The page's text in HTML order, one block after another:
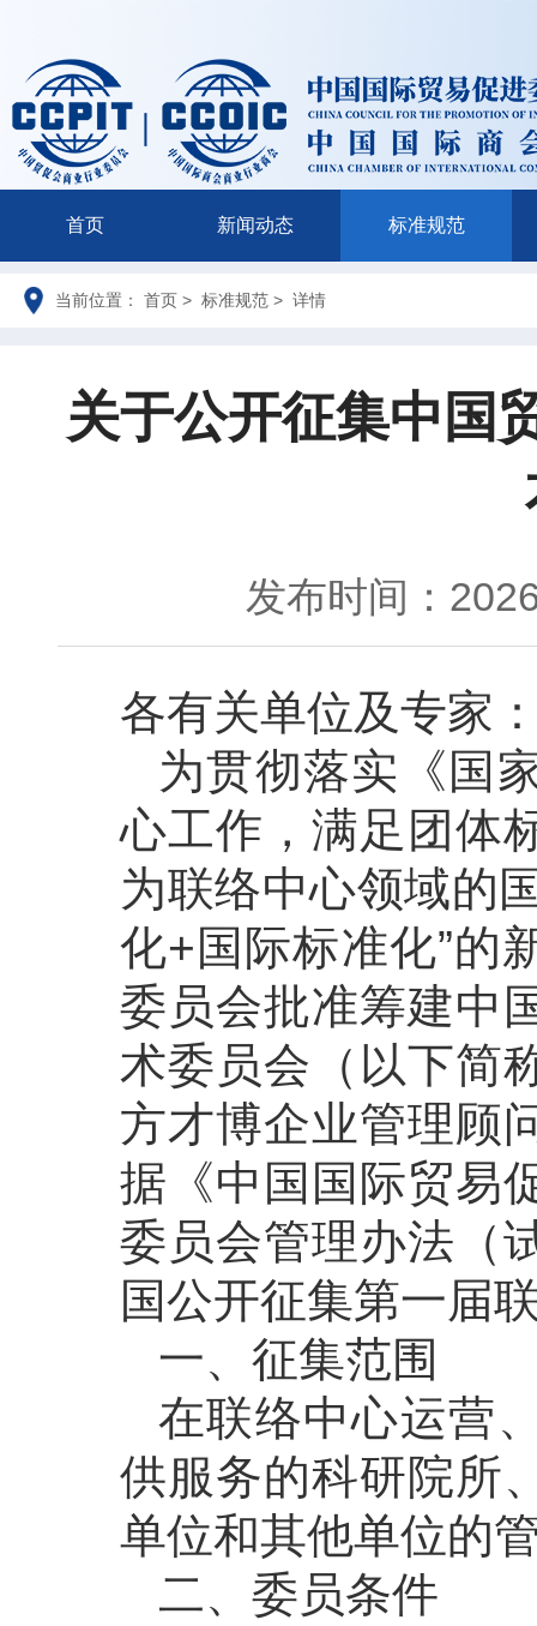
首页 新闻动态 标准规范
当前位置： 首页 > 标准规范 > 详情
关于公开征集中国
发布时间：
各有关单位及专家
为贯彻落实《国
心工作，满足团体
为联络中心领域的
化+国际标准化”的
委员会批准筹建中
术委员会（以下简
方才博企业管理顾
据《中国国际贸易
委员会管理办法（
国公开征集第一届
一、征集范围
在联络中心运营
供服务的科研院所
单位和其他单位的
二、委员条件